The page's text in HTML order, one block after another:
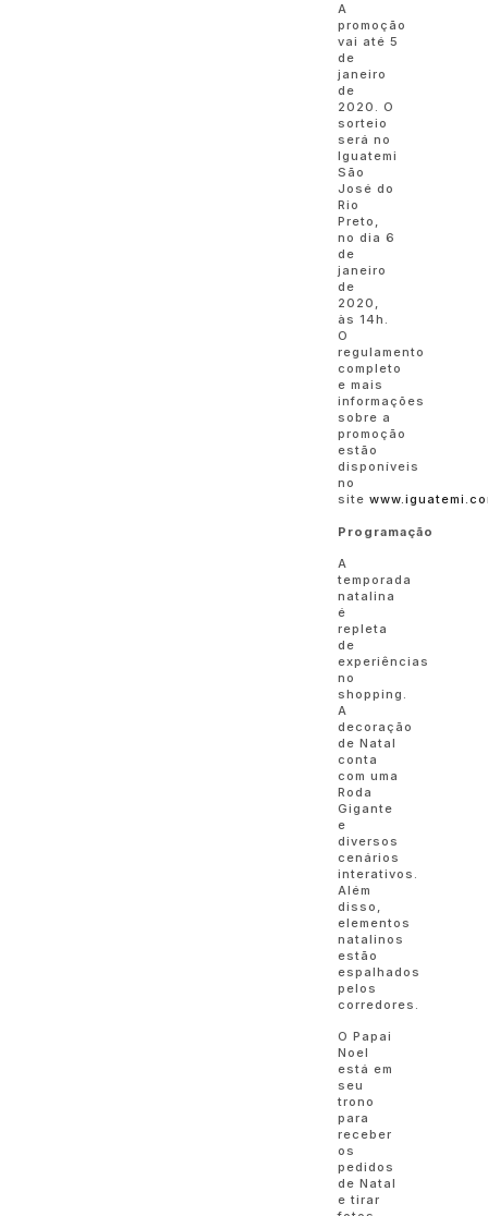
A
promoção
vai até 5
de
janeiro
de
2020. O
sorteio
será no
Iguatemi
São
José do
Rio
Preto,
no dia 6
de
janeiro
de
2020,
às 14h.
O
regulamento
completo
e mais
informações
sobre a
promoção
estão
disponíveis
no
site
Programação
A
temporada
natalina
é
repleta
de
experiências
no
shopping.
A
decoração
de Natal
conta
com uma
Roda
Gigante
e
diversos
cenários
interativos.
Além
disso,
elementos
natalinos
estão
espalhados
pelos
corredores.
O Papai
Noel
está em
seu
trono
para
receber
os
pedidos
de Natal
e tirar